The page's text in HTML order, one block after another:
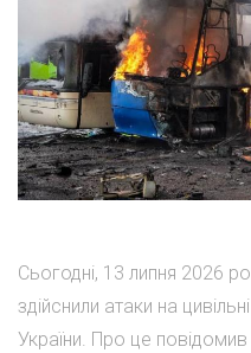
Сьогодні, 13 липня 2026
здійснили атаки на
України. Про це